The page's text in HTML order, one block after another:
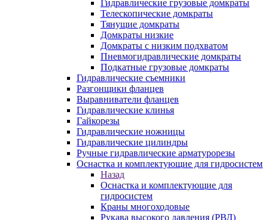
Гидравлические грузовые домкраты
Телескопические домкраты
Тянущие домкраты
Домкраты низкие
Домкраты с низким подхватом
Пневмогидравлические домкраты
Подкатные грузовые домкраты
Гидравлические съемники
Разгонщики фланцев
Выравниватели фланцев
Гидравлические клинья
Гайкорезы
Гидравлические ножницы
Гидравлические цилиндры
Ручные гидравлические арматурорезы
Оснастка и комплектующие для гидросистем
Назад
Оснастка и комплектующие для
гидросистем
Краны многоходовые
Рукава высокого давления (РВД)